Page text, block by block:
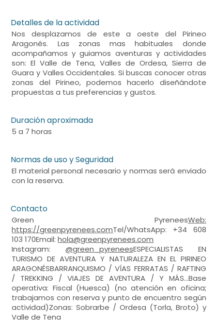
Detalles de la actividad
Nos desplazamos de este a oeste del Pirineo
Aragonés. Las zonas mas habituales donde
acompañamos y guiamos aventuras y actividades
son: El Valle de Tena, Valles de Ordesa, Sierra de
Guara y Valles Occidentales. Si buscas conocer otras
zonas del Pirineo, podemos hacerlo diseñándote
propuestas a tus preferencias y gustos.
Duración aproximada
5 a 7 horas
Normas de uso y Seguridad
El material personal necesario y normas será enviado
con la reserva.
Contacto
Green PyreneesWeb:
https://greenpyrenees.comTel/WhatsApp: +34 608
103 170Email:hola@greenpyrenees.com
Instagram: @green_pyreneesESPECIALISTAS EN
TURISMO DE AVENTURA Y NATURALEZA EN EL PIRINEO
ARAGONÉSBARRANQUISMO / VÍAS FERRATAS / RAFTING
/ TREKKING / VIAJES DE AVENTURA / Y MÁS...Base
operativa: Fiscal (Huesca) (no atención en oficina;
trabajamos con reserva y punto de encuentro según
actividad)Zonas: Sobrarbe / Ordesa (Torla, Broto) y
Valle de Tena